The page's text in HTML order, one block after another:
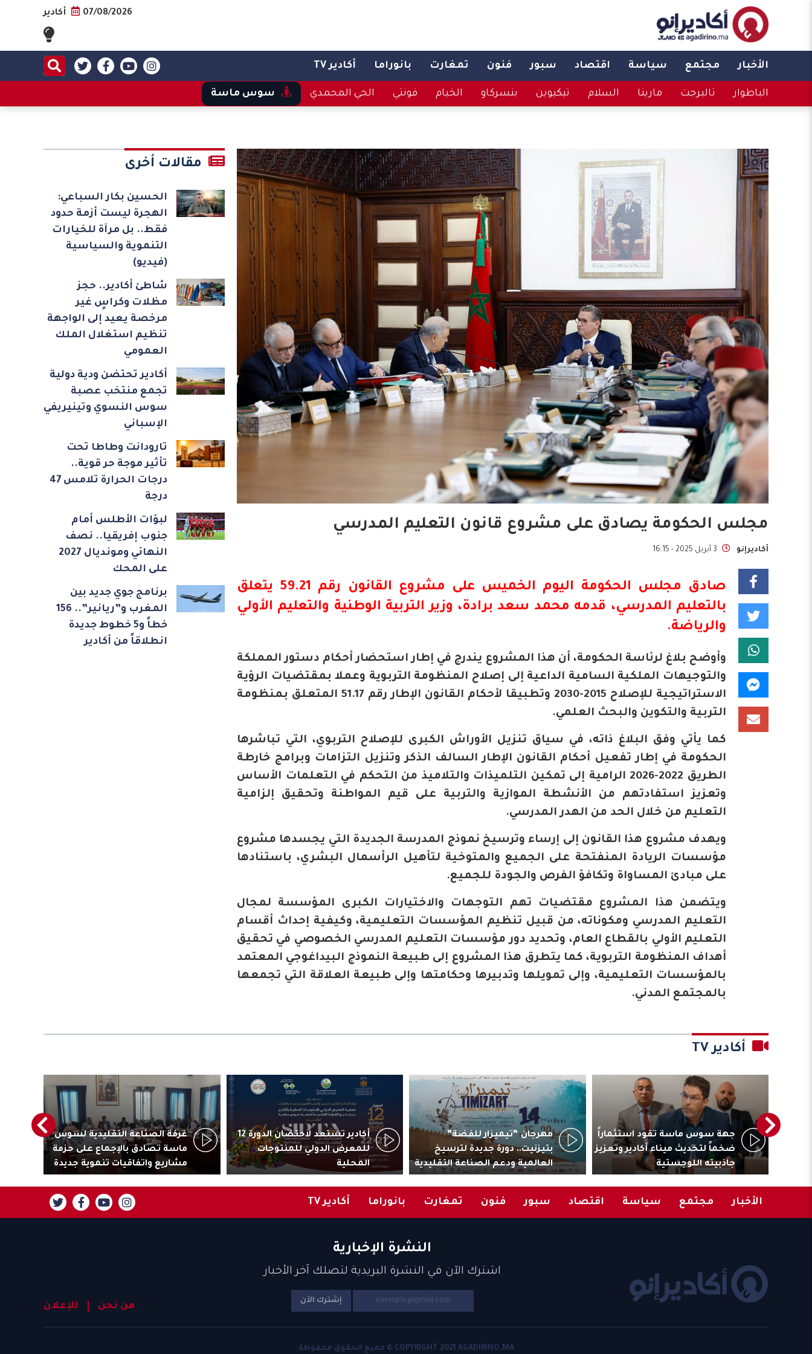
07/08/2026 أكادير
الأخبار مجتمع سياسة اقتصاد سبور فنون تمغارت بانوراما أكادير TV
الباطوار تالبرجت مارينا السلام تيكيوين بنسركاو الخيام فونتي الحي المحمدي سوس ماسة
مجلس الحكومة يصادق على مشروع قانون التعليم المدرسي
أكاديرإنو 3 أبريل 2025 - 16:15
صادق مجلس الحكومة اليوم الخميس على مشروع القانون رقم 59.21 يتعلق
بالتعليم المدرسي، قدمه محمد سعد برادة، وزير التربية الوطنية والتعليم الأولي
والرياضة.
وأوضح بلاغ لرئاسة الحكومة، أن هذا المشروع يندرج في إطار استحضار أحكام دستور المملكة
والتوجيهات الملكية السامية الداعية إلى إصلاح المنظومة التربوية وعملا بمقتضيات الرؤية
الاستراتيجية للإصلاح 2015-2030 وتطبيقا لأحكام القانون الإطار رقم 51.17 المتعلق بمنظومة
التربية والتكوين والبحث العلمي.
كما يأتي وفق البلاغ ذاته، في سياق تنزيل الأوراش الكبرى للإصلاح التربوي، التي تباشرها
الحكومة في إطار تفعيل أحكام القانون الإطار السالف الذكر وتنزيل التزامات وبرامج خارطة
الطريق 2022-2026 الرامية إلى تمكين التلميذات والتلاميذ من التحكم في التعلمات الأساس
وتعزيز استفادتهم من الأنشطة الموازية والتربية على قيم المواطنة وتحقيق إلزامية
التعليم من خلال الحد من الهدر المدرسي.
ويهدف مشروع هذا القانون إلى إرساء وترسيخ نموذج المدرسة الجديدة التي يجسدها مشروع
مؤسسات الريادة المنفتحة على الجميع والمتوخية لتأهيل الرأسمال البشري، باستنادها
على مبادئ المساواة وتكافؤ الفرص والجودة للجميع.
ويتضمن هذا المشروع مقتضيات تهم التوجهات والاختيارات الكبرى المؤسسة لمجال
التعليم المدرسي ومكوناته، من قبيل تنظيم المؤسسات التعليمية، وكيفية إحداث أقسام
التعليم الأولي بالقطاع العام، وتحديد دور مؤسسات التعليم المدرسي الخصوصي في تحقيق
أهداف المنظومة التربوية، كما يتطرق هذا المشروع إلى طبيعة النموذج البيداغوجي المعتمد
بالمؤسسات التعليمية، وإلى تمويلها وتدبيرها وحكامتها وإلى طبيعة العلاقة التي تجمعها
بالمجتمع المدني.
مقالات أخرى
الحسين بكار السباعي:
الهجرة ليست أزمة حدود
فقط.. بل مرآة للخيارات
التنموية والسياسية
(فيديو)
شاطئ أكادير.. حجز
مظلات وكراسٍ غير
مرخصة يعيد إلى الواجهة
تنظيم استغلال الملك
العمومي
أكادير تحتضن ودية دولية
تجمع منتخب عصبة
سوس النسوي وتينيريفي
الإسباني
تارودانت وطاطا تحت
تأثير موجة حر قوية..
درجات الحرارة تلامس 47
درجة
لبؤات الأطلس أمام
جنوب إفريقيا.. نصف
النهائي ومونديال 2027
على المحك
برنامج جوي جديد بين
المغرب و”ريانير”.. 156
خطاً و5 خطوط جديدة
انطلاقاً من أكادير
أكادير TV
جهة سوس ماسة تقود استثماراً
ضخماً لتحديث ميناء أكادير وتعزيز
جاذبيته اللوجستية
مهرجان “تيميزار للفضة”
بتيزنيت.. دورة جديدة لترسيخ
العالمية ودعم الصناعة التقليدية
أكادير تستعد لاحتضان الدورة 12
للمعرض الدولي للمنتوجات
المحلية
غرفة الصناعة التقليدية لسوس
ماسة تصادق بالإجماع على حزمة
مشاريع واتفاقيات تنموية جديدة
الأخبار مجتمع سياسة اقتصاد سبور فنون تمغارت بانوراما أكادير TV
النشرة الإخبارية
اشترك الآن في النشرة البريدية لتصلك آخر الأخبار
إشترك الآن من نحن للإعلان
COPYRIGHT 2021 AGADIRINO.MA © جميع الحقوق محفوظة